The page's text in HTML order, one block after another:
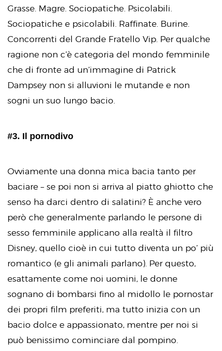
Grasse. Magre. Sociopatiche. Psicolabili.
Sociopatiche e psicolabili. Raffinate. Burine.
Concorrenti del Grande Fratello Vip. Per qualche
ragione non c’è categoria del mondo femminile
che di fronte ad un’immagine di Patrick
Dampsey non si alluvioni le mutande e non
sogni un suo lungo bacio.
#3. Il pornodivo
Ovviamente una donna mica bacia tanto per
baciare – se poi non si arriva al piatto ghiotto che
senso ha darci dentro di salatini? È anche vero
però che generalmente parlando le persone di
sesso femminile applicano alla realtà il filtro
Disney, quello cioè in cui tutto diventa un po’ più
romantico (e gli animali parlano). Per questo,
esattamente come noi uomini, le donne
sognano di bombarsi fino al midollo le pornostar
dei propri film preferiti, ma tutto inizia con un
bacio dolce e appassionato, mentre per noi si
può benissimo cominciare dal pompino.